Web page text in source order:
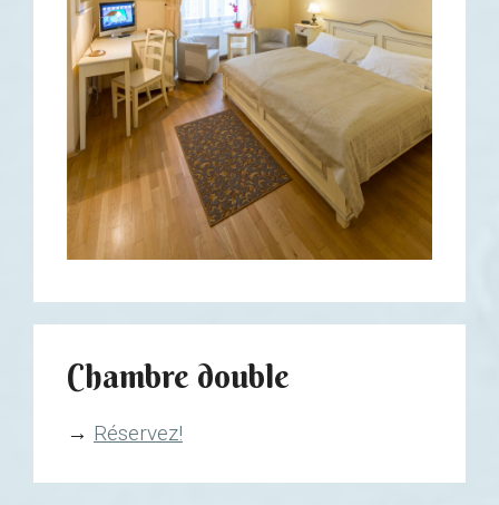
Chambre double
→ Réservez!